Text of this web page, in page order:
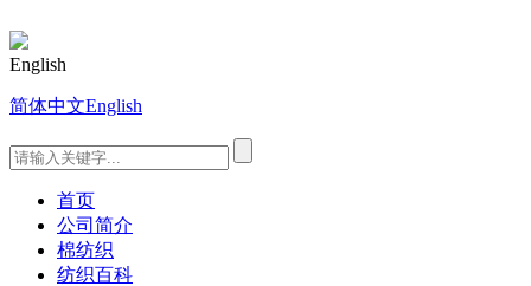
English
简体中文English
首页
公司简介
棉纺织
纺织百科